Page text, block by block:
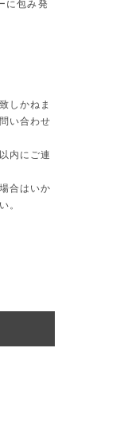
に包み発
しかねま
い合わせ
内にご連
合はいか
。